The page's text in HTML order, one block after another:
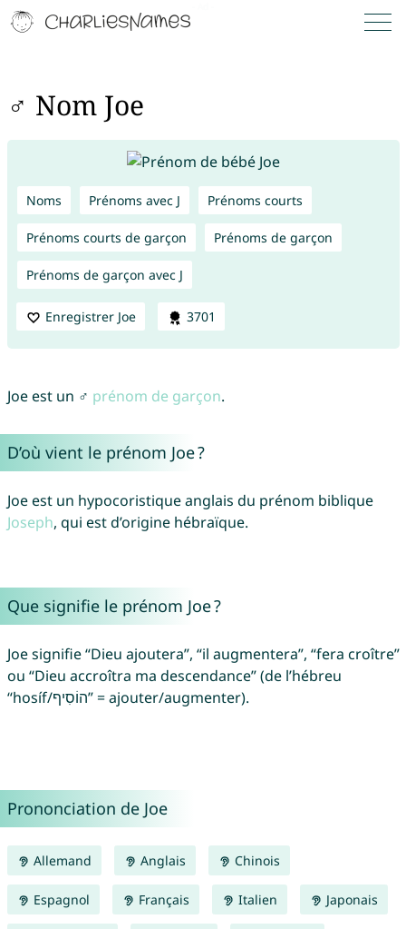
♂ Nom Joe
Noms Prénoms avec J Prénoms courts
Prénoms courts de garçon Prénoms de garçon
Prénoms de garçon avec J
Enregistrer Joe 3701
Joe est un ♂ prénom de garçon.
D’où vient le prénom Joe ?
Joe est un hypocoristique anglais du prénom biblique
Joseph, qui est d’origine hébraïque.
Que signifie le prénom Joe ?
Joe signifie “Dieu ajoutera”, “il augmentera”, “fera croître”
ou “Dieu accroîtra ma descendance” (de l’hébreu
“hosíf/הוֹסִיף” = ajouter/augmenter).
Prononciation de Joe
Allemand Anglais Chinois
Espagnol Français Italien Japonais